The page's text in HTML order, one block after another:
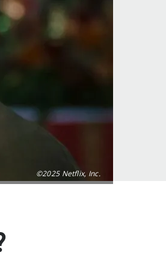
©2025 Netflix, Inc.